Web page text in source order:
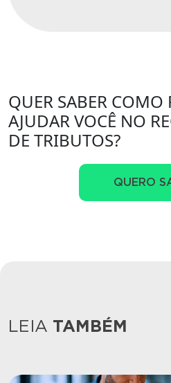
QUER SABER COMO
AJUDAR VOCÊ NO
DE TRIBUTOS?
QUERO
LEIA TAMBÉM